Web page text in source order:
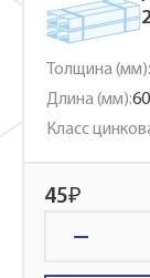
Толщина (мм):
Длина (мм):
Класс
45₽